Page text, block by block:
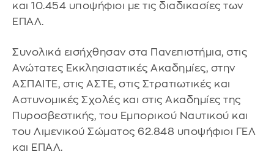
και 10.454 υποψήφιοι με τις διαδικασίες των
ΕΠΑΛ.
Συνολικά εισήχθησαν στα Πανεπιστήμια, στις
Ανώτατες Εκκλησιαστικές Ακαδημίες, στην
ΑΣΠΑΙΤΕ, στις ΑΣΤΕ, στις Στρατιωτικές και
Αστυνομικές Σχολές και στις Ακαδημίες της
Πυροσβεστικής, του Εμπορικού Ναυτικού και
του Λιμενικού Σώματος 62.848 υποψήφιοι ΓΕΛ
και ΕΠΑΛ.